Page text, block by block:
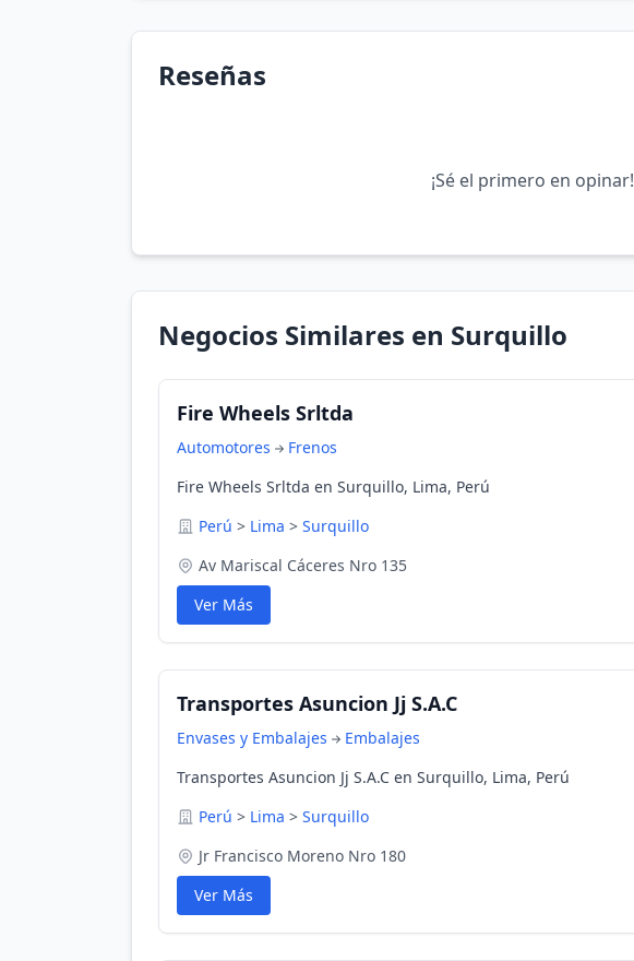
Reseñas
¡Sé el primero en opinar!
Negocios Similares en Surquillo
Fire Wheels Srltda
Automotores
Frenos
Fire Wheels Srltda en Surquillo, Lima, Perú
Perú > Lima > Surquillo
Av Mariscal Cáceres Nro 135
Ver Más
Transportes Asuncion Jj S.A.C
Envases y Embalajes
Embalajes
Transportes Asuncion Jj S.A.C en Surquillo, Lima, Perú
Perú > Lima > Surquillo
Jr Francisco Moreno Nro 180
Ver Más